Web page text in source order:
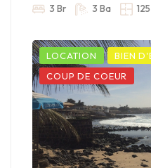
3 Br 3 Ba
LOCATION
BIEN
COUP DE COEUR